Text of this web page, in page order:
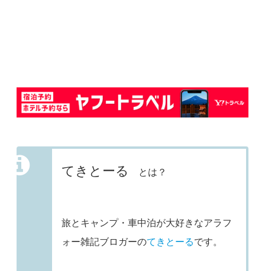
てきとーる とは？
旅とキャンプ・車中泊が大好きなアラフ
ォー雑記ブロガーのてきとーるです。